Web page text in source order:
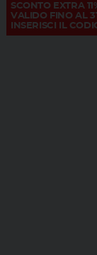
SCONTO EXTRA
VALIDO FINO AL
INSERISCI IL